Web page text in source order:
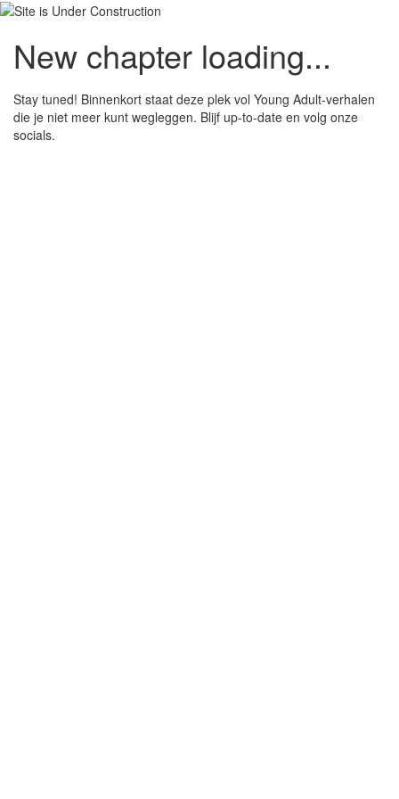
New chapter loading...
Stay tuned! Binnenkort staat deze plek vol Young Adult-verhalen
die je niet meer kunt wegleggen. Blijf up-to-date en volg onze
socials.